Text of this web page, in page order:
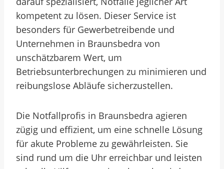
kompetent zu lösen. Dieser Service ist
besonders für Gewerbetreibende und
Unternehmen in Braunsbedra von
unschätzbarem Wert, um
Betriebsunterbrechungen zu minimieren und
reibungslose Abläufe sicherzustellen.
Die Notfallprofis in Braunsbedra agieren
zügig und effizient, um eine schnelle Lösung
für akute Probleme zu gewährleisten. Sie
sind rund um die Uhr erreichbar und leisten